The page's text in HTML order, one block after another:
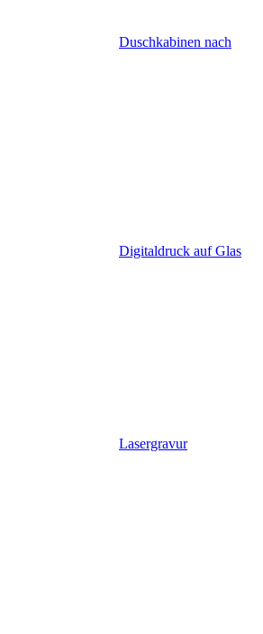
Duschkabinen nach
Digitaldruck auf Glas
Lasergravur